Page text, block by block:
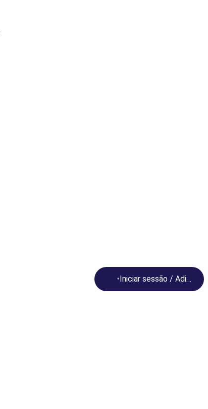
Loading...
Iniciar sessão / Adira